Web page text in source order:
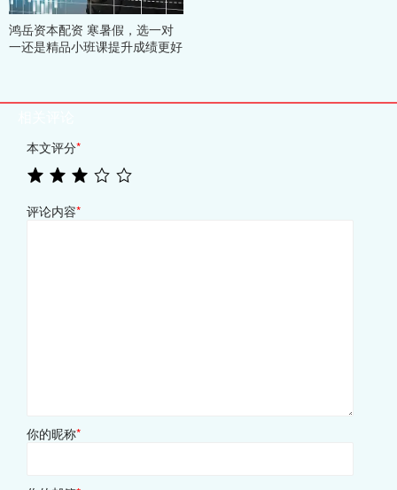
鸿岳资本配资 寒暑假，选一对
一还是精品小班课提升成绩更好
本文评分*
评论内容*
你的昵称*